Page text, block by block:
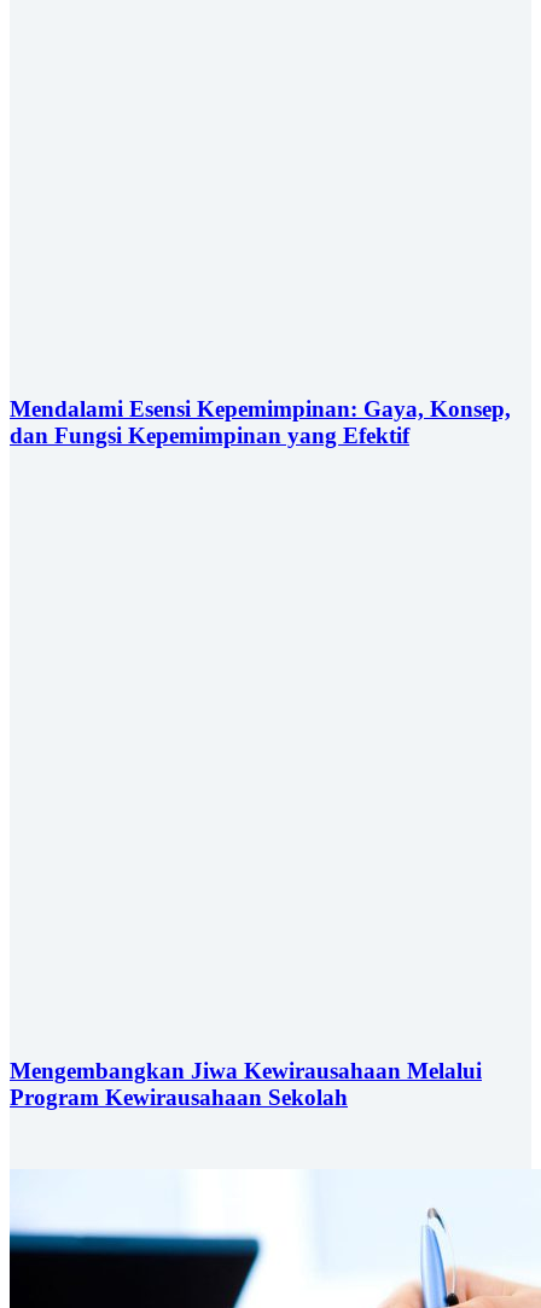
Mendalami Esensi Kepemimpinan: Gaya, Konsep,
dan Fungsi Kepemimpinan yang Efektif
Mengembangkan Jiwa Kewirausahaan Melalui
Program Kewirausahaan Sekolah